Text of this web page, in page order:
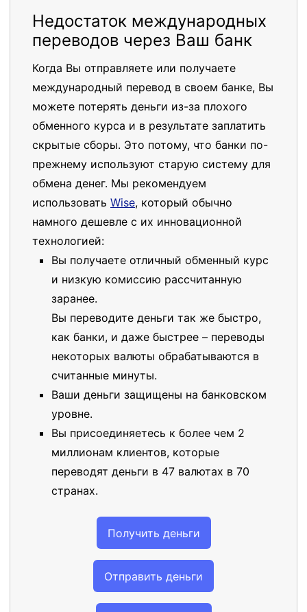
Недостаток международных
переводов через Ваш банк
Когда Вы отправляете или получаете
международный перевод в своем банке, Вы
можете потерять деньги из-за плохого
обменного курса и в результате заплатить
скрытые сборы. Это потому, что банки по-
прежнему используют старую систему для
обмена денег. Мы рекомендуем
использовать Wise, который обычно
намного дешевле с их инновационной
технологией:
Вы получаете отличный обменный курс
и низкую комиссию рассчитанную
заранее.
Вы переводите деньги так же быстро,
как банки, и даже быстрее – переводы
некоторых валюты обрабатываются в
считанные минуты.
Ваши деньги защищены на банковском
уровне.
Вы присоединяетесь к более чем 2
миллионам клиентов, которые
переводят деньги в 47 валютах в 70
странах.
Получить деньги
Отправить деньги